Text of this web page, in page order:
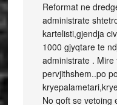
Reformat ne
administrate
kartelisti,gjendja
1000 gjyqtare te
administrate .
pervjithshem..po
No qoft se vetoing